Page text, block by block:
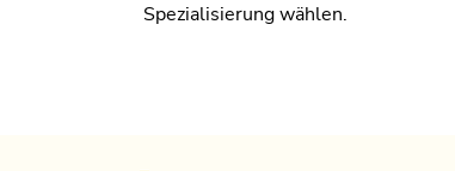
Spezialisierung wählen.